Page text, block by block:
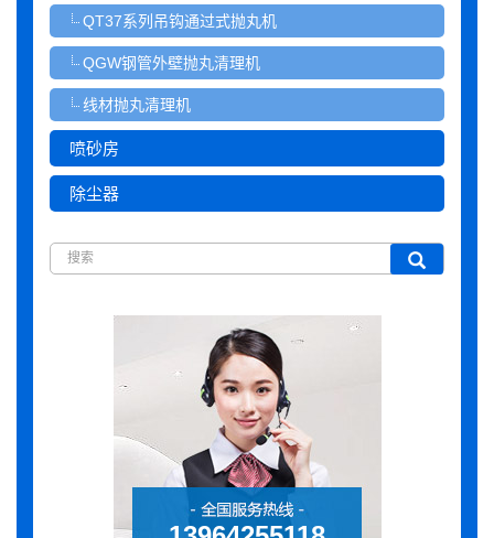
QT37系列吊钩通过式抛丸机
QGW钢管外壁抛丸清理机
线材抛丸清理机
喷砂房
除尘器